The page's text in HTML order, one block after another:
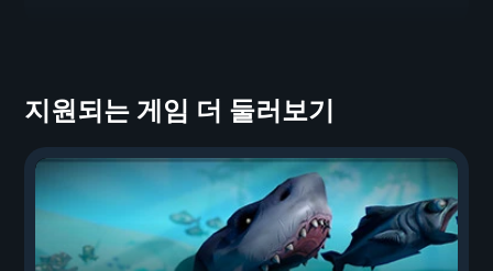
지원되는 게임 더 둘러보기